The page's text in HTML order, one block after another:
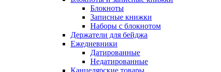
Блокноты
Записные книжки
Наборы с блокнотом
Держатели для бейджа
Ежедневники
Датированные
Недатированные
Канцелярские товары